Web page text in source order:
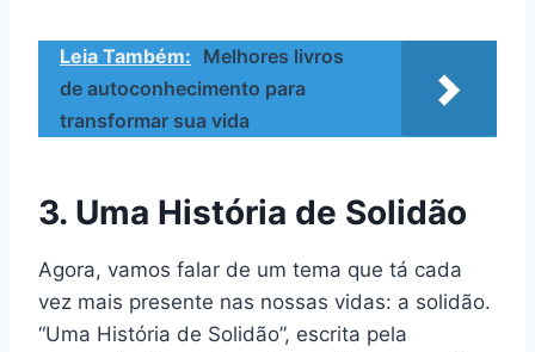
Leia Também: Melhores livros
de autoconhecimento para
transformar sua vida
3. Uma História de Solidão
Agora, vamos falar de um tema que tá cada
vez mais presente nas nossas vidas: a solidão.
“Uma História de Solidão”, escrita pela